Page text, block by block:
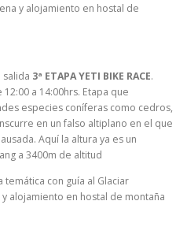
y alojamiento en hostal de
salida 3ª ETAPA YETI BIKE RACE.
a 14:00hrs. Etapa que
especies coníferas como cedros,
en un falso altiplano en el que
Aquí la altura ya es un
a 3400m de altitud
temática con guía al Glaciar
alojamiento en hostal de montaña